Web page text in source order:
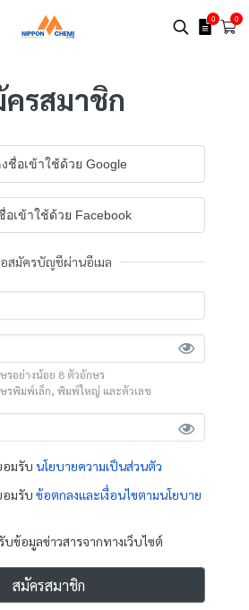
0 0
รสมาชิก
ชื่อเข้าใช้ด้วย Google
อเข้าใช้ด้วย Facebook
สมัครบัญชีผ่านอีเมล
รอย่างน้อย 8 ตัวอักษร
รพิมพ์เล็ก, พิมพ์ใหญ่ และตัวเลข
มรับ นโยบายความเป็นส่วนตัว
มรับ ข้อตกลงและเงื่อนไขตามนโยบาย
ข้อมูลข่าวสารจากทางเว็บไซต์
สมัครสมาชิก